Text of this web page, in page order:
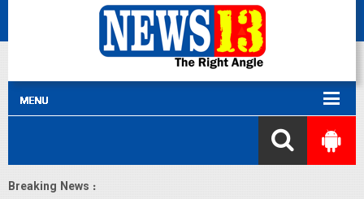
Breaking News :